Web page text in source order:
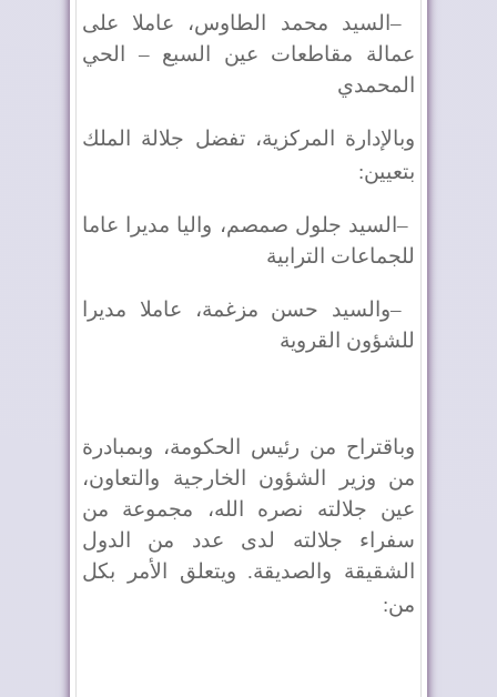
– السيد محمد الطاوس، عاملا على
عمالة مقاطعات عين السبع – الحي
المحمدي
وبالإدارة المركزية، تفضل جلالة الملك
بتعيين:
– السيد جلول صمصم، واليا مديرا عاما
للجماعات الترابية
–والسيد حسن مزغمة، عاملا مديرا
للشؤون القروية
وباقتراح من رئيس الحكومة، وبمبادرة
من وزير الشؤون الخارجية والتعاون،
عين جلالته نصره الله، مجموعة من
سفراء جلالته لدى عدد من الدول
الشقيقة والصديقة. ويتعلق الأمر بكل
من: